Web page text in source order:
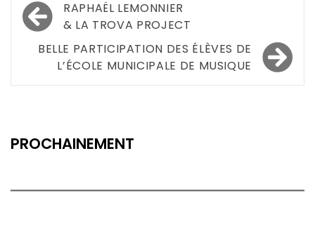
Navigation
de
l’article
RAPHAËL LEMONNIER
& LA TROVA PROJECT
BELLE PARTICIPATION DES ÉLÈVES DE
L’ÉCOLE MUNICIPALE DE MUSIQUE
PROCHAINEMENT